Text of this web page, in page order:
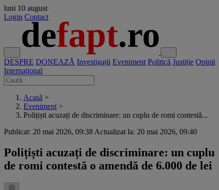
luni 10 august
Login Contact
DESPRE DONEAZĂ Investigații Eveniment Politică Justiție Opinii
Internațional
Acasă >
Eveniment >
Polițiști acuzați de discriminare: un cuplu de romi contestă...
Publicat: 20 mai 2026, 09:38 Actualizat la: 20 mai 2026, 09:40
Polițiști acuzați de discriminare: un cuplu
de romi contestă o amendă de 6.000 de lei